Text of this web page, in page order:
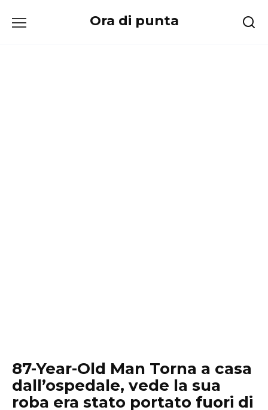
Ora di punta
87-Year-Old Man Torna a casa
dall’ospedale, vede la sua
roba era stato portato fuori di